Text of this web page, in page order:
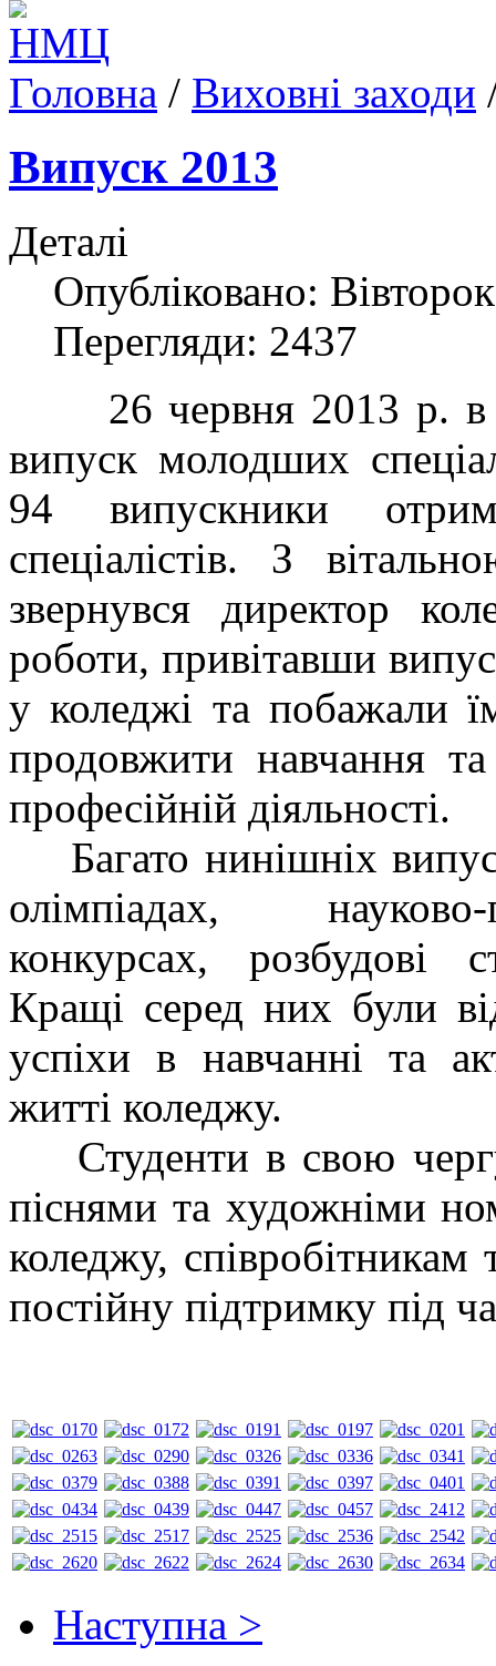
Головна / Виховні заходи
Випуск 2013
Деталі
Опубліковано:
Перегляди: 2437
26 червня 2013 р. в
випуск молодших
94 випускники
спеціалістів. З
звернувся директор
роботи, привітавши
у коледжі та побажали
продовжити навчання
професійній діяльності.
Багато нинішніх
олімпіадах,
конкурсах, розбудові
Кращі серед них були
успіхи в навчанні та
житті коледжу.
Студенти в свою
піснями та художніми
коледжу, співробітникам
постійну підтримку під
Наступна >